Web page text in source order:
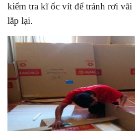
kiểm tra kĩ ốc vít để tránh rơi
lắp lại.